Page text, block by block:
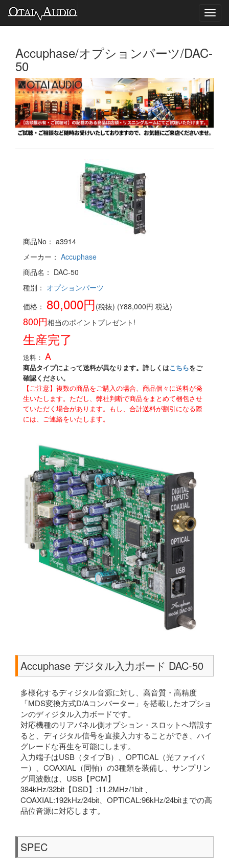
Accuphase/オプションパーツ/DAC-
50
商品No： a3914
メーカー： Accuphase
商品名： DAC-50
種別： オプションパーツ
価格： 80,000円(税抜) (¥88,000円 税込)
800円相当のポイントプレゼント!
生産完了
送料： A
商品タイプによって送料が異なります。詳しくはこちらをご
確認ください。
【ご注意】複数の商品をご購入の場合、商品個々に送料が発
生いたします。ただし、弊社判断で商品をまとめて梱包させ
ていただく場合があります。もし、合計送料が割引になる際
には、ご連絡をいたします。
Accuphase デジタル入力ボード DAC-50
多様化するディジタル音源に対し、高音質・高精度
「MDS変換方式D/Aコンバーター」を搭載したオプショ
ンのディジタル入力ボードです。
対応機種のリアパネル側オプション・スロットへ増設す
ると、ディジタル信号を直接入力することができ、ハイ
グレードな再生を可能にします。
入力端子はUSB（タイプB）、OPTICAL（光ファイバ
ー）、COAXIAL（同軸）の3種類を装備し、サンプリン
グ周波数は、USB【PCM】
384kHz/32bit【DSD】:11.2MHz/1bit 、
COAXIAL:192kHz/24bit、OPTICAL:96kHz/24bitまでの高
品位音源に対応します。
SPEC